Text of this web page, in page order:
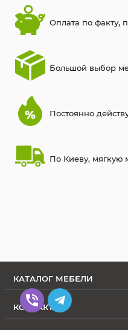
Оплата по факту,
Большой выбор
Постоянно
По Киеву, мягкую
КАТАЛОГ МЕБЕЛИ
КОНТАКТЫ